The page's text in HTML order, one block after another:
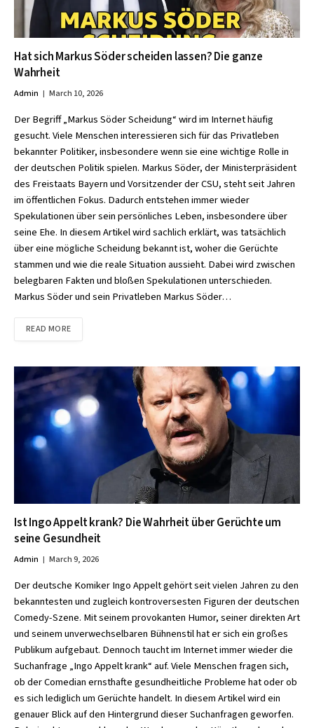
Hat sich Markus Söder scheiden lassen? Die ganze
Wahrheit
Admin March 10, 2026
Der Begriff „Markus Söder Scheidung“ wird im Internet häufig
gesucht. Viele Menschen interessieren sich für das Privatleben
bekannter Politiker, insbesondere wenn sie eine wichtige Rolle in
der deutschen Politik spielen. Markus Söder, der Ministerpräsident
des Freistaats Bayern und Vorsitzender der CSU, steht seit Jahren
im öffentlichen Fokus. Dadurch entstehen immer wieder
Spekulationen über sein persönliches Leben, insbesondere über
seine Ehe. In diesem Artikel wird sachlich erklärt, was tatsächlich
über eine mögliche Scheidung bekannt ist, woher die Gerüchte
stammen und wie die reale Situation aussieht. Dabei wird zwischen
belegbaren Fakten und bloßen Spekulationen unterschieden.
Markus Söder und sein Privatleben Markus Söder…
READ MORE
Ist Ingo Appelt krank? Die Wahrheit über Gerüchte um
seine Gesundheit
Admin March 9, 2026
Der deutsche Komiker Ingo Appelt gehört seit vielen Jahren zu den
bekanntesten und zugleich kontroversesten Figuren der deutschen
Comedy-Szene. Mit seinem provokanten Humor, seiner direkten Art
und seinem unverwechselbaren Bühnenstil hat er sich ein großes
Publikum aufgebaut. Dennoch taucht im Internet immer wieder die
Suchanfrage „Ingo Appelt krank“ auf. Viele Menschen fragen sich,
ob der Comedian ernsthafte gesundheitliche Probleme hat oder ob
es sich lediglich um Gerüchte handelt. In diesem Artikel wird ein
genauer Blick auf den Hintergrund dieser Suchanfragen geworfen.